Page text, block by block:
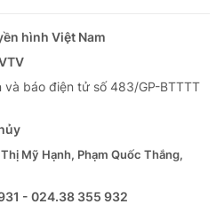
hình Việt Nam
báo điện tử số 483/GP-BTTTT
Mỹ Hạnh, Phạm Quốc Thắng,
- 024.38 355 932